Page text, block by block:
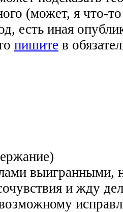
(может, я что-
есть иная
пишите в
выигранными,
и жду